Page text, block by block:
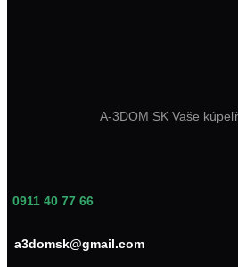
A-3DOM SK Vaše
0911 40 77 66
a3domsk@gmail.com